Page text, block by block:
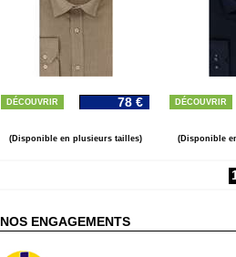
DÉCOUVRIR 78 €
(Disponible en plusieurs tailles)
DÉCOUVRIR
(Disponible
NOS ENGAGEMENTS